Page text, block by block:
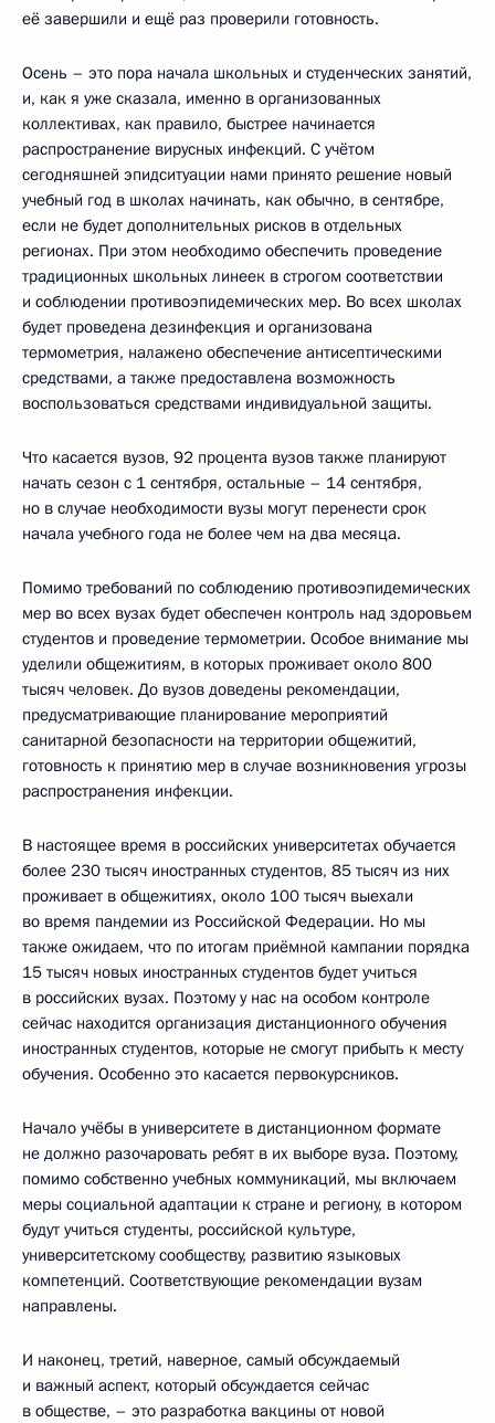
её завершили и ещё раз проверили готовность.
Осень – это пора начала школьных и студенческих занятий,
и, как я уже сказала, именно в организованных
коллективах, как правило, быстрее начинается
распространение вирусных инфекций. С учётом
сегодняшней эпидситуации нами принято решение новый
учебный год в школах начинать, как обычно, в сентябре,
если не будет дополнительных рисков в отдельных
регионах. При этом необходимо обеспечить проведение
традиционных школьных линеек в строгом соответствии
и соблюдении противоэпидемических мер. Во всех школах
будет проведена дезинфекция и организована
термометрия, налажено обеспечение антисептическими
средствами, а также предоставлена возможность
воспользоваться средствами индивидуальной защиты.
Что касается вузов, 92 процента вузов также планируют
начать сезон с 1 сентября, остальные – 14 сентября,
но в случае необходимости вузы могут перенести срок
начала учебного года не более чем на два месяца.
Помимо требований по соблюдению противоэпидемических
мер во всех вузах будет обеспечен контроль над здоровьем
студентов и проведение термометрии. Особое внимание мы
уделили общежитиям, в которых проживает около 800
тысяч человек. До вузов доведены рекомендации,
предусматривающие планирование мероприятий
санитарной безопасности на территории общежитий,
готовность к принятию мер в случае возникновения угрозы
распространения инфекции.
В настоящее время в российских университетах обучается
более 230 тысяч иностранных студентов, 85 тысяч из них
проживает в общежитиях, около 100 тысяч выехали
во время пандемии из Российской Федерации. Но мы
также ожидаем, что по итогам приёмной кампании порядка
15 тысяч новых иностранных студентов будет учиться
в российских вузах. Поэтому у нас на особом контроле
сейчас находится организация дистанционного обучения
иностранных студентов, которые не смогут прибыть к месту
обучения. Особенно это касается первокурсников.
Начало учёбы в университете в дистанционном формате
не должно разочаровать ребят в их выборе вуза. Поэтому,
помимо собственно учебных коммуникаций, мы включаем
меры социальной адаптации к стране и региону, в котором
будут учиться студенты, российской культуре,
университетскому сообществу, развитию языковых
компетенций. Соответствующие рекомендации вузам
направлены.
И наконец, третий, наверное, самый обсуждаемый
и важный аспект, который обсуждается сейчас
в обществе, – это разработка вакцины от новой